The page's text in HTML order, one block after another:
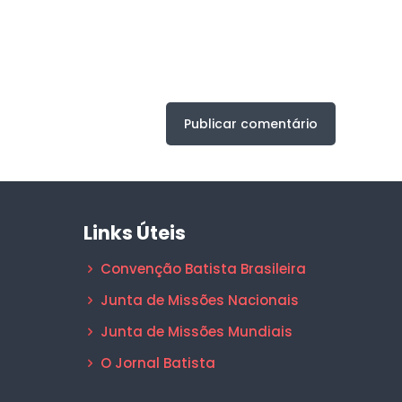
Links Úteis
Convenção Batista Brasileira
Junta de Missões Nacionais
Junta de Missões Mundiais
O Jornal Batista